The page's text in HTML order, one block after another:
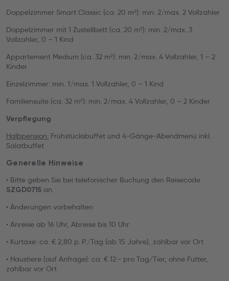
Doppelzimmer Smart Classic (ca. 20 m²): min. 2/max. 2 Vollzahler
Doppelzimmer mit 1 Zustellbett (ca. 20 m²): min. 2/max. 3
Vollzahler, 0 – 1 Kind
Appartement Medium (ca. 32 m²): min. 2/max. 4 Vollzahler, 1 – 2
Kinder
Einzelzimmer: min. 1/max. 1 Vollzahler, 0 – 1 Kind
Familiensuite (ca. 32 m²): min. 2/max. 4 Vollzahler, 0 – 2 Kinder
Verpflegung
Halbpension: Frühstücksbuffet und 4-Gänge-Abendmenü inkl.
Salatbuffet
Generelle Hinweise
• Bitte geben Sie bei telefonischer Buchung den Reisecode
SZGD0715 an.
• Änderungen vorbehalten
• Anreise ab 16 Uhr, Abreise bis 10 Uhr
• Kurtaxe: ca. € 2,80 p. P./Tag (ab 15 Jahre), zahlbar vor Ort
• Haustiere (auf Anfrage): ca. € 12.- pro Tag/Tier, ohne Futter,
zahlbar vor Ort